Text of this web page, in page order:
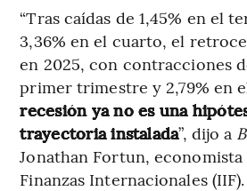
“Tras caídas de 1,45% en el
3,36% en el cuarto, el
en 2025, con contracciones
primer trimestre y 2,79% en
recesión ya no es una
trayectoria instalada”, dijo a
Jonathan Fortun,
Finanzas Internacionales (IIF).